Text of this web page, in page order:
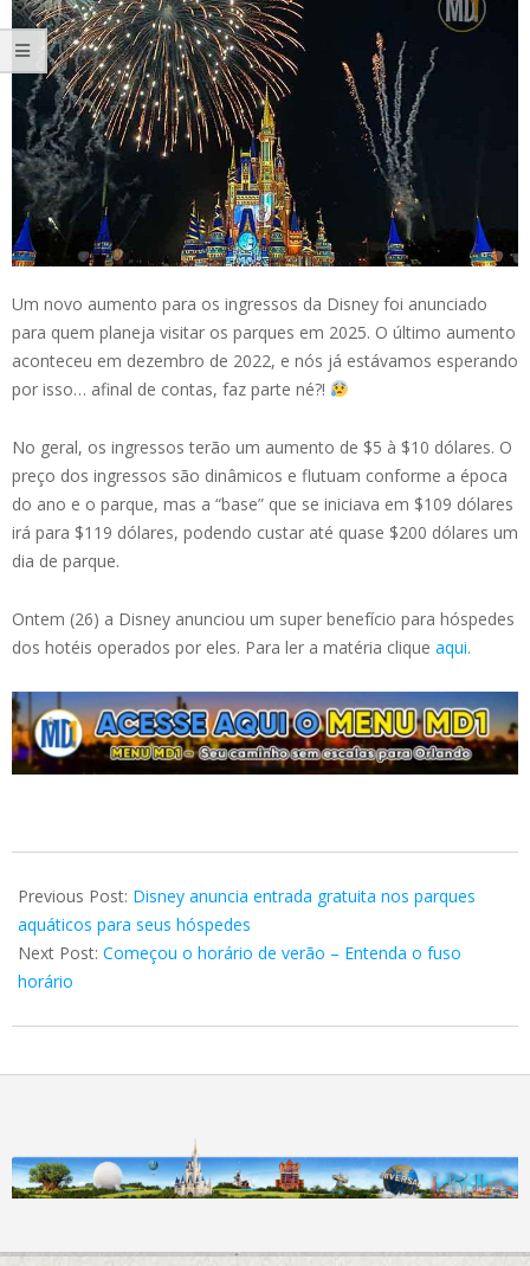
Um novo aumento para os ingressos da Disney foi anunciado
para quem planeja visitar os parques em 2025. O último aumento
aconteceu em dezembro de 2022, e nós já estávamos esperando
por isso… afinal de contas, faz parte né?!
No geral, os ingressos terão um aumento de $5 à $10 dólares. O
preço dos ingressos são dinâmicos e flutuam conforme a época
do ano e o parque, mas a “base” que se iniciava em $109 dólares
irá para $119 dólares, podendo custar até quase $200 dólares um
dia de parque.
Ontem (26) a Disney anunciou um super benefício para hóspedes
dos hotéis operados por eles. Para ler a matéria clique aqui.
02-
28
Previous Post: Disney anuncia entrada gratuita nos parques
aquáticos para seus hóspedes
Next Post: Começou o horário de verão – Entenda o fuso
horário